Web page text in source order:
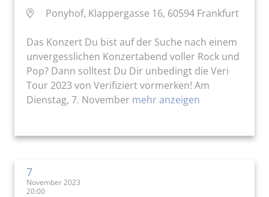
Ponyhof, Klappergasse 16, 60594 Frankfurt
Das Konzert Du bist auf der Suche nach einem
unvergesslichen Konzertabend voller Rock und
Pop? Dann solltest Du Dir unbedingt die Veri
Tour 2023 von Verifiziert vormerken! Am
Dienstag, 7. November mehr anzeigen
7
November 2023
20:00